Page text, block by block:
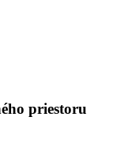
priestoru